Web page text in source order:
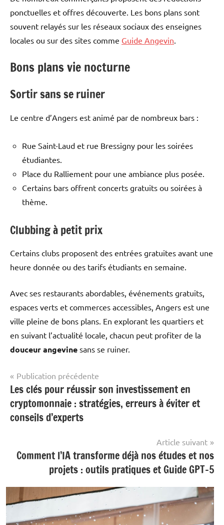
ponctuelles et offres découverte. Les bons plans sont
souvent relayés sur les réseaux sociaux des enseignes
locales ou sur des sites comme Guide Angevin.
Bons plans vie nocturne
Sortir sans se ruiner
Le centre d’Angers est animé par de nombreux bars :
Rue Saint-Laud et rue Bressigny pour les soirées
étudiantes.
Place du Ralliement pour une ambiance plus posée.
Certains bars offrent concerts gratuits ou soirées à
thème.
Clubbing à petit prix
Certains clubs proposent des entrées gratuites avant une
heure donnée ou des tarifs étudiants en semaine.
Avec ses restaurants abordables, événements gratuits,
espaces verts et commerces accessibles, Angers est une
ville pleine de bons plans. En explorant les quartiers et
en suivant l’actualité locale, chacun peut profiter de la
douceur angevine sans se ruiner.
Voyage &
Découverte
Navigation
de
l’article
Publication précédente
Les clés pour réussir son investissement en
cryptomonnaie : stratégies, erreurs à éviter et
conseils d’experts
Article suivant
Comment l’IA transforme déjà nos études et nos
projets : outils pratiques et Guide GPT-5